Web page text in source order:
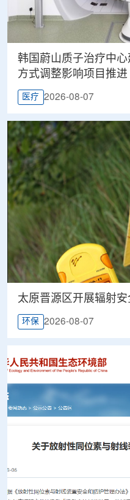
韩国蔚山质子治疗中
方式调整影响项目推进
医疗 2026-08-07
太原晋源区开展辐射
环保 2026-08-07